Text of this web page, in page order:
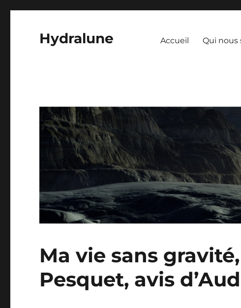
Hydralune Accueil Qui nous
Ma vie sans
Pesquet, avis